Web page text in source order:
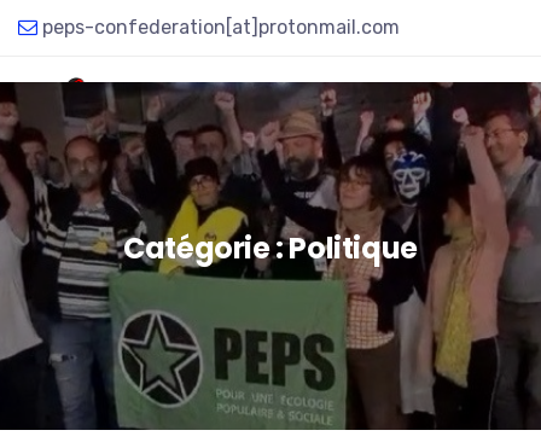
peps-confederation[at]protonmail.com
Catégorie :Politique